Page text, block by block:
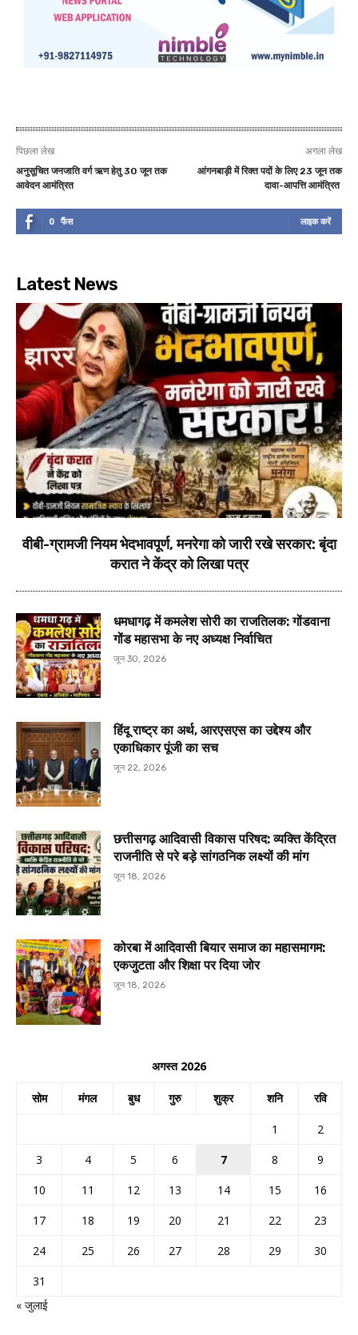
पिछला लेख
अनुसूचित जनजाति वर्ग ऋण हेतु 30 जून तक
आवेदन आमंत्रित
अगला लेख
आंगनबाड़ी में रिक्त पदों के लिए 23 जून तक
दावा-आपत्ति आमंत्रित
0 फैंस लाइक करें
Latest News
वीबी-ग्रामजी नियम भेदभावपूर्ण, मनरेगा को जारी रखे सरकार: बृंदा
करात ने केंद्र को लिखा पत्र
धमधागढ़ में कमलेश सोरी का राजतिलक: गोंडवाना
गोंड महासभा के नए अध्यक्ष निर्वाचित
जून 30, 2026
हिंदू राष्ट्र का अर्थ, आरएसएस का उद्देश्य और
एकाधिकार पूंजी का सच
जून 22, 2026
छत्तीसगढ़ आदिवासी विकास परिषद: व्यक्ति केंद्रित
राजनीति से परे बड़े सांगठनिक लक्ष्यों की मांग
जून 18, 2026
कोरबा में आदिवासी बियार समाज का महासमागम:
एकजुटता और शिक्षा पर दिया जोर
जून 18, 2026
अगस्त 2026
सोम मंगल बुध गुरु शुक्र शनि रवि
1
2
3
4 5 6 7 8
9
10
11 12 13 14 15
16
17
18 19 20 21 22
23
24
25 26 27 28 29
30
31
« जुलाई